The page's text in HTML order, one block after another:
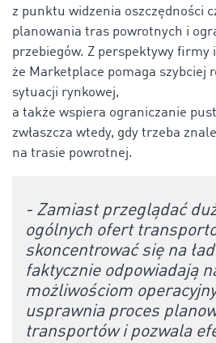
z punktu widzenia oszczędności
planowania tras powrotnych i
przebiegów. Z perspektywy firmy
że Marketplace pomaga szybciej
sytuacji rynkowej,
a także wspiera ograniczanie
zwłaszcza wtedy, gdy trzeba
na trasie powrotnej.
- Zamiast przeglądać
ogólnych ofert
skoncentrować się na
faktycznie odpowiadają
możliwościom
usprawnia proces
transportów i pozwala